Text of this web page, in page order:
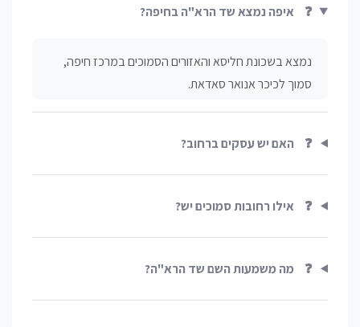
❓ איפה נמצא שד הרא"ה בחיפה?
נמצא בשכונת חליסא והאזורים הסמוכים במרכז חיפה,
סמוך לכיכר אנואר סאדאת.
❓ האם יש עסקים ברחוב?
❓ אילו רחובות סמוכים יש?
❓ מה משמעות השם שד הרא"ה?